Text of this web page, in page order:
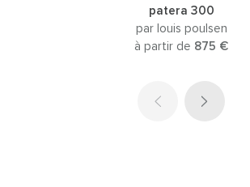
patera 300
par louis poulsen
à partir de 875 €